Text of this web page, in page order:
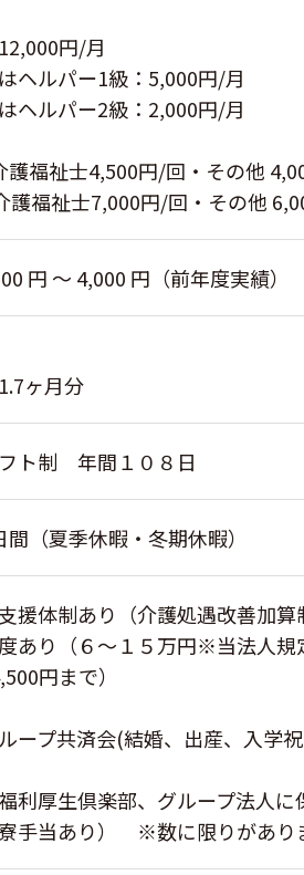
円/月
ヘルパー1級：5,000円/月
ヘルパー2級：2,000円/月
護福祉士4,500円/回・その他
護福祉士7,000円/回・その他
円 〜 4,000 円（前年度実績）
ヶ月分
ト制 年間１０８日
（夏季休暇・冬期休暇）
援体制あり（介護処遇改善加算
あり（６～１５万円※当法人規
円まで）
ープ共済会(結婚、出産、入学
利厚生倶楽部、グループ法人に
手当あり） ※数に限りがあり